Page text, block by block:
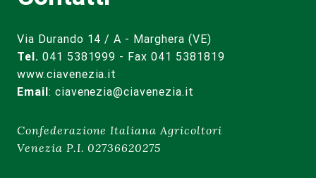
Via Durando 14 / A - Marghera (VE)
Tel. 041 5381999 - Fax 041 5381819
www.ciavenezia.it
Email: ciavenezia@ciavenezia.it
Confederazione Italiana Agricoltori
Venezia P.I. 02736620275